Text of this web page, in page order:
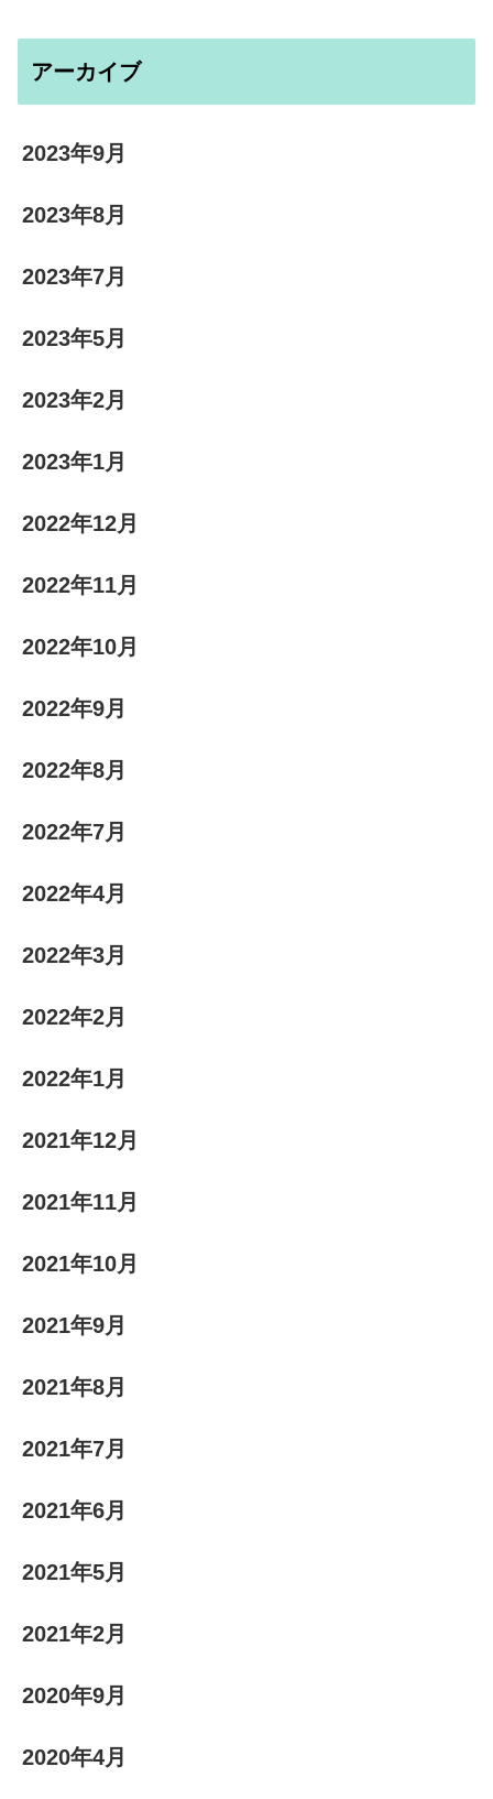
アーカイブ
2023年9月
2023年8月
2023年7月
2023年5月
2023年2月
2023年1月
2022年12月
2022年11月
2022年10月
2022年9月
2022年8月
2022年7月
2022年4月
2022年3月
2022年2月
2022年1月
2021年12月
2021年11月
2021年10月
2021年9月
2021年8月
2021年7月
2021年6月
2021年5月
2021年2月
2020年9月
2020年4月